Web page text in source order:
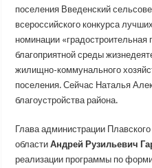
поселения Введенский
всероссийского конкурса
номинации «градостроительная
благоприятной среды
жилищно-коммунального
поселения. Сейчас Наталья
благоустройства района.
Глава администрации
областиАндрей Рузильевич
реализации программы по